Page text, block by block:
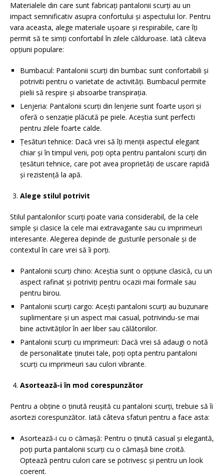
Materialele din care sunt fabricați pantalonii scurți au un
impact semnificativ asupra confortului și aspectului lor. Pentru
vara aceasta, alege materiale ușoare și respirabile, care îți
permit să te simți confortabil în zilele călduroase. Iată câteva
opțiuni populare:
Bumbacul: Pantalonii scurți din bumbac sunt confortabili și
potriviti pentru o varietate de activități. Bumbacul permite
pielii să respire și absoarbe transpirația.
Lenjeria: Pantalonii scurți din lenjerie sunt foarte ușori și
oferă o senzație plăcută pe piele. Aceștia sunt perfecti
pentru zilele foarte calde.
Țesături tehnice: Dacă vrei să îți menții aspectul elegant
chiar și în timpul verii, poți opta pentru pantaloni scurți din
țesături tehnice, care pot avea proprietăți de uscare rapidă
și rezistență la apă.
Alege stilul potrivit
Stilul pantalonilor scurți poate varia considerabil, de la cele
simple și clasice la cele mai extravagante sau cu imprimeuri
interesante. Alegerea depinde de gusturile personale și de
contextul în care vrei să îi porți.
Pantalonii scurți chino: Aceștia sunt o opțiune clasică, cu un
aspect rafinat și potriviți pentru ocazii mai formale sau
pentru birou.
Pantalonii scurți cargo: Acești pantaloni scurți au buzunare
suplimentare și un aspect mai casual, potrivindu-se mai
bine activităților în aer liber sau călătoriilor.
Pantalonii scurți cu imprimeuri: Dacă vrei să adaugi o notă
de personalitate ținutei tale, poți opta pentru pantaloni
scurți cu imprimeuri sau culori vibrante.
Asortează-i în mod corespunzător
Pentru a obține o ținută reușită cu pantaloni scurți, trebuie să îi
asortezi corespunzător. Iată câteva sfaturi pentru a face asta:
Asortează-i cu o cămașă: Pentru o ținută casual și elegantă,
poți purta pantalonii scurți cu o cămașă bine croită.
Optează pentru culori care se potrivesc și pentru un look
coerent.